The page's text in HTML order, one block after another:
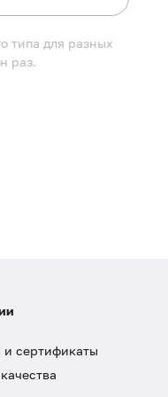
типа для разных
раз.
сертификаты